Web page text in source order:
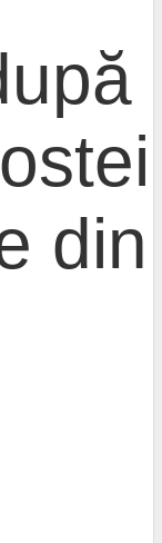
din